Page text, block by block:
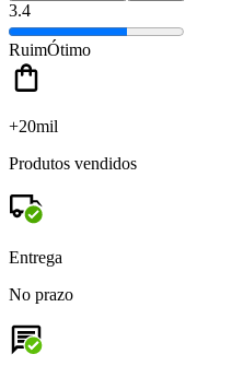
3.4
RuimÓtimo
+20mil
Produtos vendidos
Entrega
No prazo